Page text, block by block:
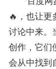
🔥，也让更
讨论中来。
创作，它们
会从中找到